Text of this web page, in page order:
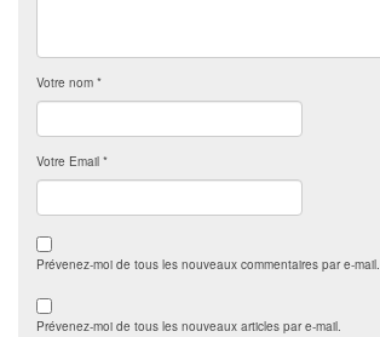
Votre nom *
Votre Email *
Prévenez-moi de tous les nouveaux commentaires par e-mail.
Prévenez-moi de tous les nouveaux articles par e-mail.